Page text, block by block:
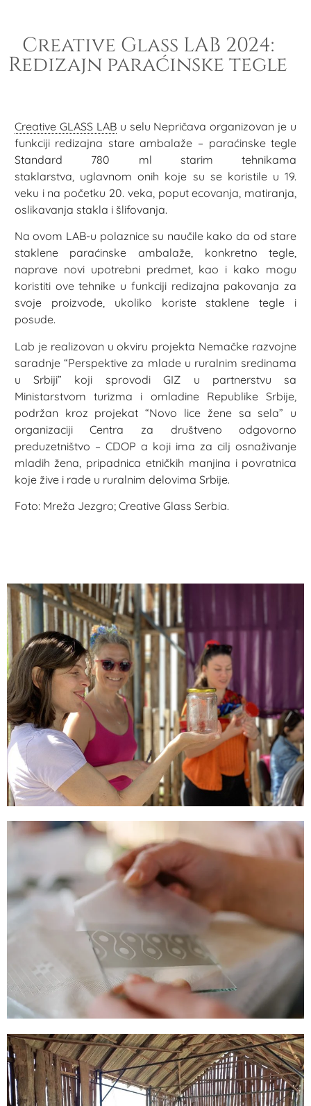
Creative Glass LAB 2024:
Redizajn paraćinske tegle
Creative GLASS LABu selu Nepričava organizovan je u
funkciji redizajna stare ambalaže – paraćinske tegle
Standard 780 ml starim tehnikama
staklarstva, uglavnom onih koje su se koristile u 19.
veku i na početku 20. veka, poput ecovanja, matiranja,
oslikavanja stakla i šlifovanja.
Na ovom LAB-u polaznice su naučile kako da od stare
staklene paraćinske ambalaže, konkretno tegle,
naprave novi upotrebni predmet, kao i kako mogu
koristiti ove tehnike u funkciji redizajna pakovanja za
svoje proizvode, ukoliko koriste staklene tegle i
posude.
Lab je realizovan u okviru projekta Nemačke razvojne
saradnje “Perspektive za mlade u ruralnim sredinama
u Srbiji” koji sprovodi GIZ u partnerstvu sa
Ministarstvom turizma i omladine Republike Srbije,
podržan kroz projekat “Novo lice žene sa sela” u
organizaciji Centra za društveno odgovorno
preduzetništvo – CDOP a koji ima za cilj osnaživanje
mladih žena, pripadnica etničkih manjina i povratnica
koje žive i rade u ruralnim delovima Srbije.
Foto: Mreža Jezgro; Creative Glass Serbia.